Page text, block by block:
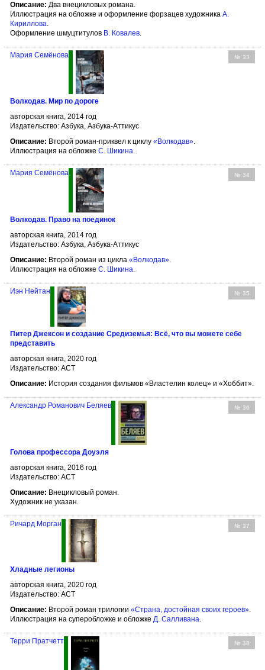
Описание: Два внецикловых романа.
Иллюстрация на обложке и оформление форзацев художника А.
Кириллова.
Оформление шмуцтитулов В. Ковалев.
№ 33
Мария Семёнова
Волкодав. Мир по дороге
авторская книга, 2014 год
Издательство: Азбука, Азбука-Аттикус
Описание: Второй роман-приквел к циклу «Волкодав».
Иллюстрация на обложке С. Шикина.
№ 34
Мария Семёнова
Волкодав. Право на поединок
авторская книга, 2014 год
Издательство: Азбука, Азбука-Аттикус
Описание: Второй роман из цикла «Волкодав».
Иллюстрация на обложке С. Шикина.
№ 35
Иэн Нейтан
Питер Джексон и создание Средиземья: Всё, что вы можете себе
представить
авторская книга, 2020 год
Издательство: АСТ
Описание: История создания фильмов «Властелин колец» и «Хоббит».
№ 36
Александр Романович Беляев
Голова профессора Доуэля
авторская книга, 2016 год
Издательство: АСТ
Описание: Внецикловый роман.
Художник не указан.
№ 37
Ричард Морган
Хладные легионы
авторская книга, 2020 год
Издательство: АСТ
Описание: Второй роман трилогии «Страна, достойная своих героев».
Иллюстрация на суперобложке и обложке Д. Салливана.
№ 38
Терри Пратчетт